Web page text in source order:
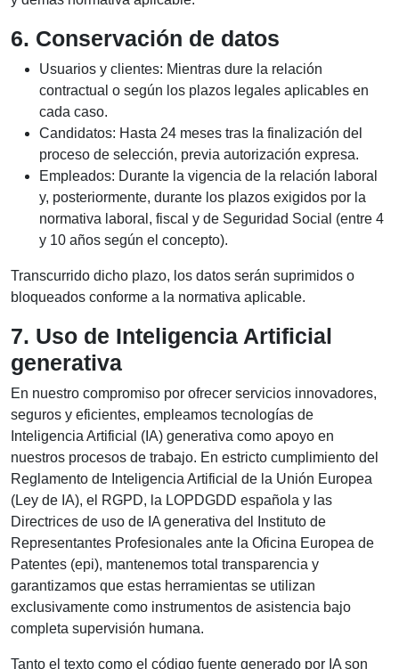
6. Conservación de datos
Usuarios y clientes: Mientras dure la relación
contractual o según los plazos legales aplicables en
cada caso.
Candidatos: Hasta 24 meses tras la finalización del
proceso de selección, previa autorización expresa.
Empleados: Durante la vigencia de la relación laboral
y, posteriormente, durante los plazos exigidos por la
normativa laboral, fiscal y de Seguridad Social (entre 4
y 10 años según el concepto).
Transcurrido dicho plazo, los datos serán suprimidos o
bloqueados conforme a la normativa aplicable.
7. Uso de Inteligencia Artificial
generativa
En nuestro compromiso por ofrecer servicios innovadores,
seguros y eficientes, empleamos tecnologías de
Inteligencia Artificial (IA) generativa como apoyo en
nuestros procesos de trabajo. En estricto cumplimiento del
Reglamento de Inteligencia Artificial de la Unión Europea
(Ley de IA), el RGPD, la LOPDGDD española y las
Directrices de uso de IA generativa del Instituto de
Representantes Profesionales ante la Oficina Europea de
Patentes (epi), mantenemos total transparencia y
garantizamos que estas herramientas se utilizan
exclusivamente como instrumentos de asistencia bajo
completa supervisión humana.
Tanto el texto como el código fuente generado por IA son